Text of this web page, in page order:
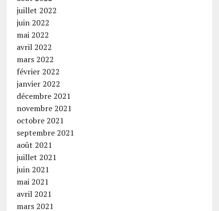
juillet 2022
juin 2022
mai 2022
avril 2022
mars 2022
février 2022
janvier 2022
décembre 2021
novembre 2021
octobre 2021
septembre 2021
août 2021
juillet 2021
juin 2021
mai 2021
avril 2021
mars 2021